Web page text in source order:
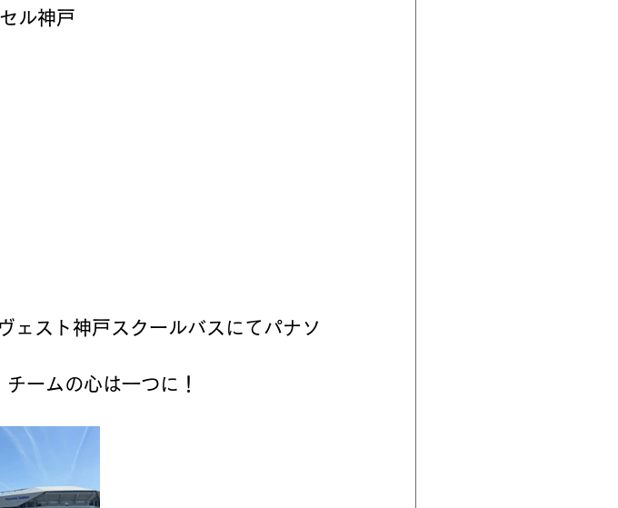
ル神戸
ェスト神戸スクールバスにてパナソ
ームの心は一つに！